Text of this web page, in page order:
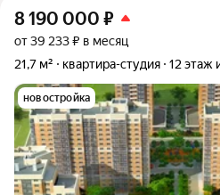
8 190 000 ₽
от 39 233 ₽ в месяц
21,7 м²
квартира-студия 12 этаж
новостройка